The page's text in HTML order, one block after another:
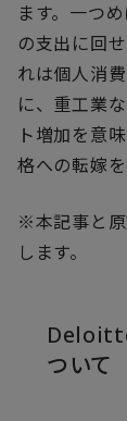
ます。一つ
の支出に回
れは個人消
に、重工業
ト増加を意
格への転嫁
※本記事と
します。
ついて